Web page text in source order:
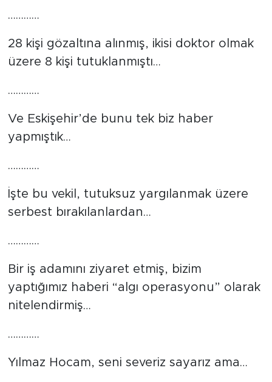
…………
28 kişi gözaltına alınmış, ikisi doktor olmak
üzere 8 kişi tutuklanmıştı…
…………
Ve Eskişehir’de bunu tek biz haber
yapmıştık…
…………
İşte bu vekil, tutuksuz yargılanmak üzere
serbest bırakılanlardan…
…………
Bir iş adamını ziyaret etmiş, bizim
yaptığımız haberi “algı operasyonu” olarak
nitelendirmiş…
…………
Yılmaz Hocam, seni severiz sayarız ama…